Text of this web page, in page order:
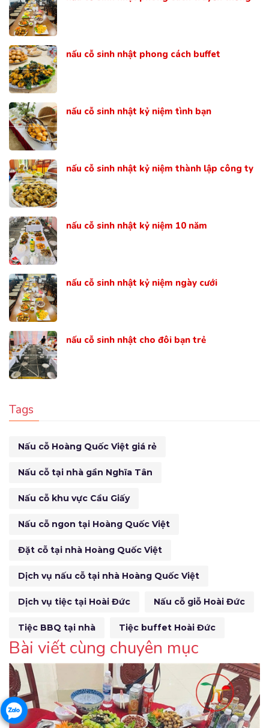
nấu cỗ sinh nhật phong cách buffet
nấu cỗ sinh nhật kỷ niệm tình bạn
nấu cỗ sinh nhật kỷ niệm thành lập công ty
nấu cỗ sinh nhật kỷ niệm 10 năm
nấu cỗ sinh nhật kỷ niệm ngày cưới
nấu cỗ sinh nhật cho đôi bạn trẻ
Tags
Nấu cỗ Hoàng Quốc Việt giá rẻ
Nấu cỗ tại nhà gần Nghĩa Tân
Nấu cỗ khu vực Cầu Giấy
Nấu cỗ ngon tại Hoàng Quốc Việt
Đặt cỗ tại nhà Hoàng Quốc Việt
Dịch vụ nấu cỗ tại nhà Hoàng Quốc Việt
Dịch vụ tiệc tại Hoài Đức Nấu cỗ giỗ Hoài Đức
Tiệc BBQ tại nhà Tiệc buffet Hoài Đức
Bài viết cùng chuyên mục